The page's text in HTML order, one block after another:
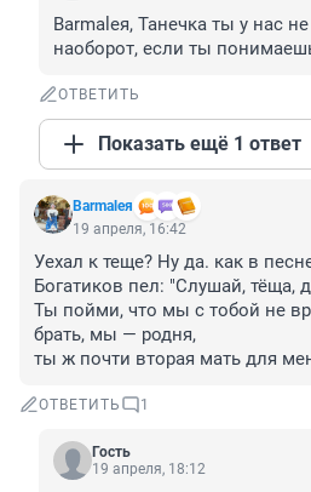
Barmaleя, Танечка ты у нас
наоборот, если ты
ОТВЕТИТЬ
Показать ещё 1 ответ
Barmaleя
19 апреля, 16:42
Уехал к теще? Ну да. как в
Богатиков пел: "Слушай, тёща,
Ты пойми, что мы с тобой не
брать, мы — родня,
ты ж почти вторая мать для
ОТВЕТИТЬ 1
Гость
19 апреля, 18:12